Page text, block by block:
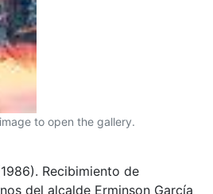
to open the gallery.
Recibimiento de
del alcalde Erminson García